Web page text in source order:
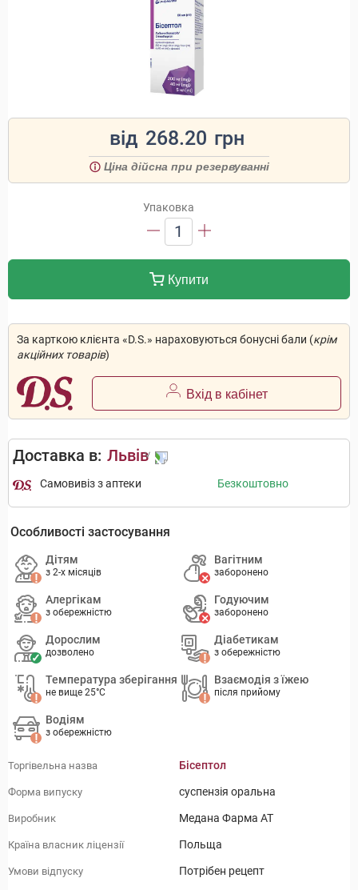
від 268.20 грн
Ціна дійсна при резервуванні
Упаковка
1
Купити
За карткою клієнта «D.S.» нараховуються бонусні бали (крім
акційних товарів)
Вхід в кабінет
Доставка в: Львів
Самовивіз з аптеки Безкоштовно
Особливості застосування
Дітям
з 2-х місяців
Вагітним
заборонено
Алергікам
з обережністю
Годуючим
заборонено
Дорослим
дозволено
Діабетикам
з обережністю
Температура зберігання
не вище 25°C
Взаємодія з їжею
після прийому
Водіям
з обережністю
Торгівельна назва Бісептол
Форма випуску суспензія оральна
Виробник Медана Фарма АТ
Країна власник ліцензії Польща
Умови відпуску Потрібен рецепт